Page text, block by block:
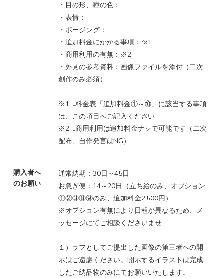
・目の形、瞳の色：
・表情：
・ポージング：
・追加料金にかかる事項：※1
・商用利用の有無：※2
・外見の参考資料：画像ファイルを添付（二次
創作のみ必須）
※1 …料金表「追加料金①～⑩」に該当する事項
は、この項目へご記入ください
※2 …商用利用は追加料金ナシで可能です（二次
配布、自作発言はNG）
購入者へ
のお願い
通常納期：30日～45日
お急ぎ便：14～20日（立ち絵のみ、オプション
①②③⑧⑨のみ、追加料金2,500円）
※オプション有無により日程が異なるため、メ
ッセージにてご相談くださいませ
１）ラフとしてご提出した画像の第三者への開
示はご遠慮ください。開示するイラストは完成
したご納品物のみにてお願いいたします。